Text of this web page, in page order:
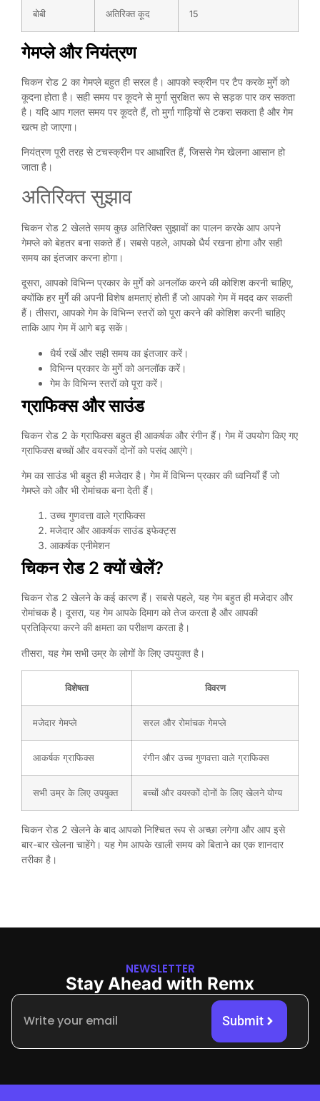
बोबी अतिरिक्त कूद 15
गेमप्ले और नियंत्रण
चिकन रोड 2 का गेमप्ले बहुत ही सरल है। आपको स्क्रीन पर टैप करके मुर्गे को
कूदना होता है। सही समय पर कूदने से मुर्गा सुरक्षित रूप से सड़क पार कर सकता
है। यदि आप गलत समय पर कूदते हैं, तो मुर्गा गाड़ियों से टकरा सकता है और गेम
खत्म हो जाएगा।
नियंत्रण पूरी तरह से टचस्क्रीन पर आधारित हैं, जिससे गेम खेलना आसान हो
जाता है।
अतिरिक्त सुझाव
चिकन रोड 2 खेलते समय कुछ अतिरिक्त सुझावों का पालन करके आप अपने
गेमप्ले को बेहतर बना सकते हैं। सबसे पहले, आपको धैर्य रखना होगा और सही
समय का इंतजार करना होगा।
दूसरा, आपको विभिन्न प्रकार के मुर्गे को अनलॉक करने की कोशिश करनी चाहिए,
क्योंकि हर मुर्गे की अपनी विशेष क्षमताएं होती हैं जो आपको गेम में मदद कर सकती
हैं। तीसरा, आपको गेम के विभिन्न स्तरों को पूरा करने की कोशिश करनी चाहिए
ताकि आप गेम में आगे बढ़ सकें।
धैर्य रखें और सही समय का इंतजार करें।
विभिन्न प्रकार के मुर्गे को अनलॉक करें।
गेम के विभिन्न स्तरों को पूरा करें।
ग्राफिक्स और साउंड
चिकन रोड 2 के ग्राफिक्स बहुत ही आकर्षक और रंगीन हैं। गेम में उपयोग किए गए
ग्राफिक्स बच्चों और वयस्कों दोनों को पसंद आएंगे।
गेम का साउंड भी बहुत ही मजेदार है। गेम में विभिन्न प्रकार की ध्वनियाँ हैं जो
गेमप्ले को और भी रोमांचक बना देती हैं।
उच्च गुणवत्ता वाले ग्राफिक्स
मजेदार और आकर्षक साउंड इफेक्ट्स
आकर्षक एनीमेशन
चिकन रोड 2 क्यों खेलें?
चिकन रोड 2 खेलने के कई कारण हैं। सबसे पहले, यह गेम बहुत ही मजेदार और
रोमांचक है। दूसरा, यह गेम आपके दिमाग को तेज करता है और आपकी
प्रतिक्रिया करने की क्षमता का परीक्षण करता है।
तीसरा, यह गेम सभी उम्र के लोगों के लिए उपयुक्त है।
विशेषता विवरण
मजेदार गेमप्ले सरल और रोमांचक गेमप्ले
आकर्षक ग्राफिक्स रंगीन और उच्च गुणवत्ता वाले ग्राफिक्स
सभी उम्र के लिए उपयुक्त बच्चों और वयस्कों दोनों के लिए खेलने योग्य
चिकन रोड 2 खेलने के बाद आपको निश्चित रूप से अच्छा लगेगा और आप इसे
बार-बार खेलना चाहेंगे। यह गेम आपके खाली समय को बिताने का एक शानदार
तरीका है।
NEWSLETTER
Stay Ahead with Remx
Submit